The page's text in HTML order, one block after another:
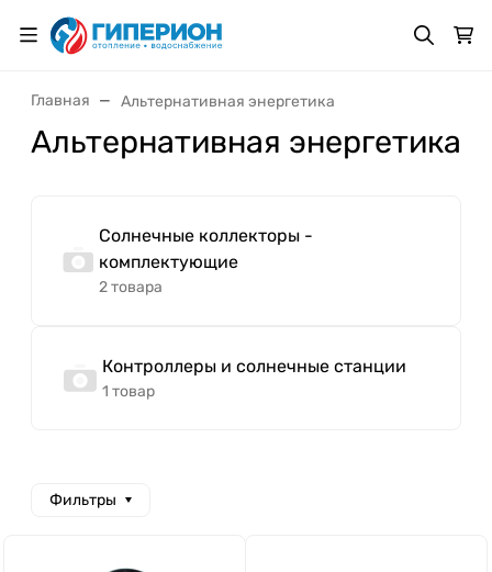
Главная Альтернативная энергетика
Альтернативная энергетика
Солнечные коллекторы -
комплектующие
2 товара
Контроллеры и солнечные станции
1 товар
Фильтры